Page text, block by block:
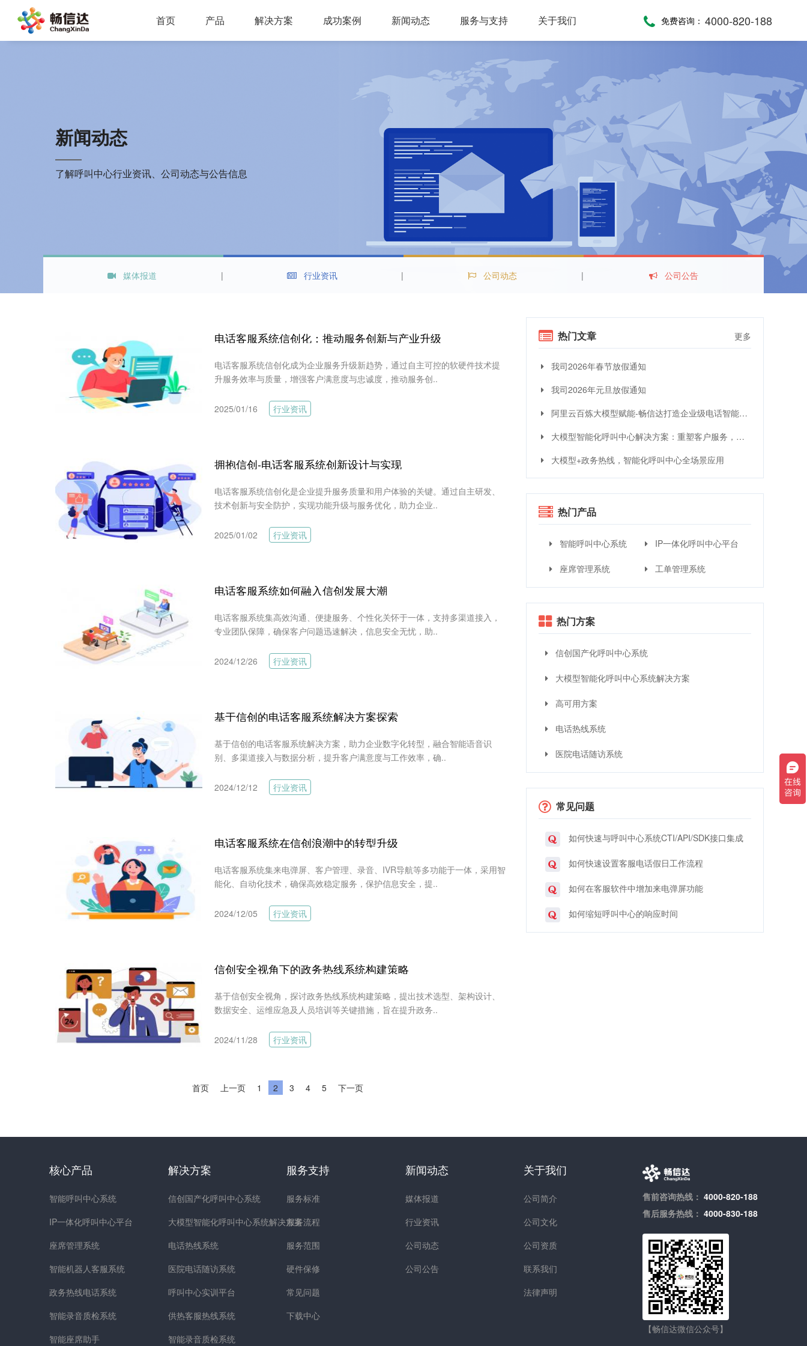
首页 产品 解决方案 成功案例 新闻动态 服务与支持 关于我们 免费咨询： 4000-820-188
新闻动态
了解呼叫中心行业资讯、公司动态与公告信息
媒体报道 行业资讯 公司动态 公司公告
电话客服系统信创化：推动服务创新与产业升级
电话客服系统信创化成为企业服务升级新趋势，通过自主可控的软硬件技术提
升服务效率与质量，增强客户满意度与忠诚度，推动服务创..
2025/01/16 行业资讯
拥抱信创-电话客服系统创新设计与实现
电话客服系统信创化是企业提升服务质量和用户体验的关键。通过自主研发、
技术创新与安全防护，实现功能升级与服务优化，助力企业..
2025/01/02 行业资讯
电话客服系统如何融入信创发展大潮
电话客服系统集高效沟通、便捷服务、个性化关怀于一体，支持多渠道接入，
专业团队保障，确保客户问题迅速解决，信息安全无忧，助..
2024/12/26 行业资讯
基于信创的电话客服系统解决方案探索
基于信创的电话客服系统解决方案，助力企业数字化转型，融合智能语音识
别、多渠道接入与数据分析，提升客户满意度与工作效率，确..
2024/12/12 行业资讯
电话客服系统在信创浪潮中的转型升级
电话客服系统集来电弹屏、客户管理、录音、IVR导航等多功能于一体，采用智
能化、自动化技术，确保高效稳定服务，保护信息安全，提..
2024/12/05 行业资讯
信创安全视角下的政务热线系统构建策略
基于信创安全视角，探讨政务热线系统构建策略，提出技术选型、架构设计、
数据安全、运维应急及人员培训等关键措施，旨在提升政务..
2024/11/28 行业资讯
首页 上一页 1 2 3 4 5 下一页
热门文章 更多
我司2026年春节放假通知
我司2026年元旦放假通知
阿里云百炼大模型赋能-畅信达打造企业级电话智能体与智能呼叫中心完整方案
大模型智能化呼叫中心解决方案：重塑客户服务，引领交互革命
大模型+政务热线，智能化呼叫中心全场景应用
热门产品
智能呼叫中心系统 IP一体化呼叫中心平台
座席管理系统 工单管理系统
热门方案
信创国产化呼叫中心系统
大模型智能化呼叫中心系统解决方案
高可用方案
电话热线系统
医院电话随访系统
常见问题
如何快速与呼叫中心系统CTI/API/SDK接口集成
如何快速设置客服电话假日工作流程
如何在客服软件中增加来电弹屏功能
如何缩短呼叫中心的响应时间
核心产品
智能呼叫中心系统
IP一体化呼叫中心平台
座席管理系统
智能机器人客服系统
政务热线电话系统
智能录音质检系统
智能座席助手
解决方案
信创国产化呼叫中心系统
大模型智能化呼叫中心系统解决方案
电话热线系统
医院电话随访系统
呼叫中心实训平台
供热客服热线系统
智能录音质检系统
服务支持
服务标准
服务流程
服务范围
硬件保修
常见问题
下载中心
新闻动态
媒体报道
行业资讯
公司动态
公司公告
关于我们
公司简介
公司文化
公司资质
联系我们
法律声明
售前咨询热线： 4000-820-188
售后服务热线： 4000-830-188
【畅信达微信公众号】